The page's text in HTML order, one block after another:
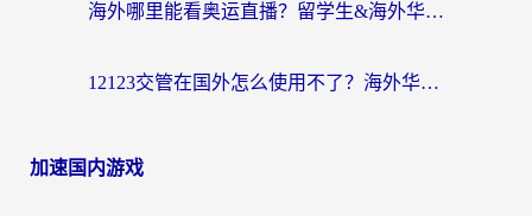
海外哪里能看奥运直播？留学生&海外华人必看的体育赛事观赛终极指南
12123交管在国外怎么使用不了？海外华人必看的无缝访问国内资源指南
加速国内游戏